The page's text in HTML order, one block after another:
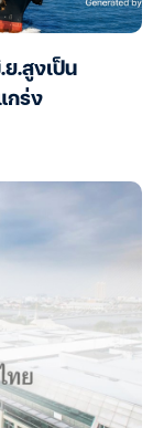
.สูงเป็น
กร่ง